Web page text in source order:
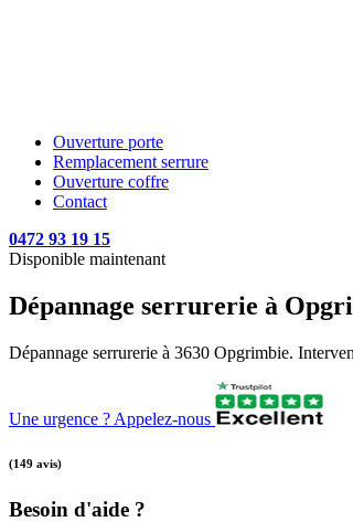
Ouverture porte
Remplacement serrure
Ouverture coffre
Contact
0472 93 19 15
Disponible maintenant
Dépannage serrurerie à
Dépannage serrurerie à 3630 Opgrimbie.
Une urgence ? Appelez-nous
(149 avis)
Besoin d'aide ?